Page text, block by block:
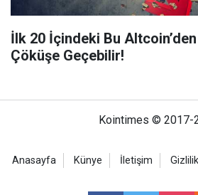
İlk 20 İçindeki Bu
Çöküşe Geçebilir!
Kointimes © 2017-
Anasayfa Künye İletişim